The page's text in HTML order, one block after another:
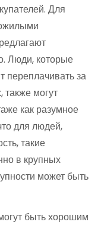
Для
Люди, которые
переплачивать за
также могут
как разумное
для людей,
такие
в крупных
может быть
быть хорошим